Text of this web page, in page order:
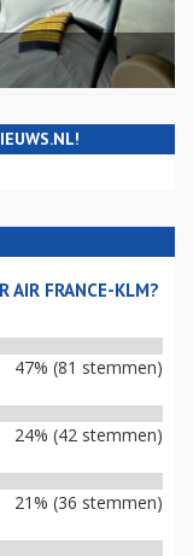
AIR FRANCE-KLM?
47% (81 stemmen)
24% (42 stemmen)
21% (36 stemmen)